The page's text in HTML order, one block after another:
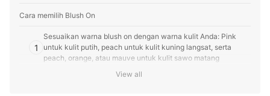
Cara memilih Blush On
1
Sesuaikan warna blush on dengan warna kulit Anda: Pink
untuk kulit putih, peach untuk kulit kuning langsat, serta
peach, orange, atau mauve untuk kulit sawo matang
Jika Anda harus menggunakan makeup seharian, utamakan
View all